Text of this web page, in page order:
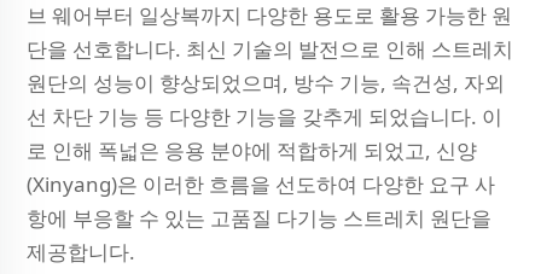
브 웨어부터 일상복까지 다양한 용도로 활용 가능한 원
단을 선호합니다. 최신 기술의 발전으로 인해 스트레치
원단의 성능이 향상되었으며, 방수 기능, 속건성, 자외
선 차단 기능 등 다양한 기능을 갖추게 되었습니다. 이
로 인해 폭넓은 응용 분야에 적합하게 되었고, 신양
(Xinyang)은 이러한 흐름을 선도하여 다양한 요구 사
항에 부응할 수 있는 고품질 다기능 스트레치 원단을
제공합니다.